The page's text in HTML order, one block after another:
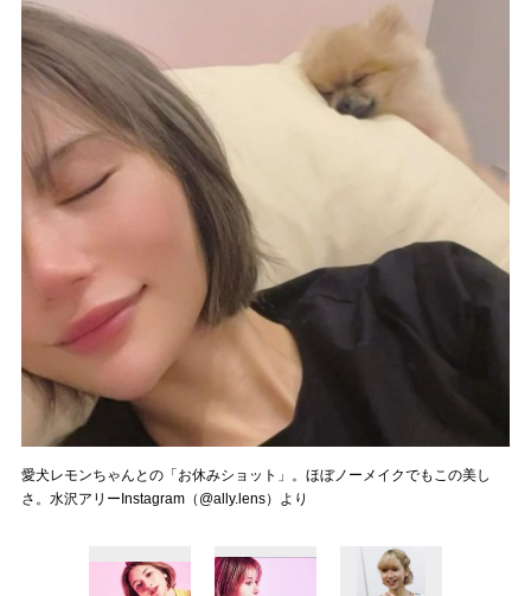
愛犬レモンちゃんとの「お休みショット」。ほぼノーメイクでもこの美し
さ。水沢アリーInstagram（@ally.lens）より